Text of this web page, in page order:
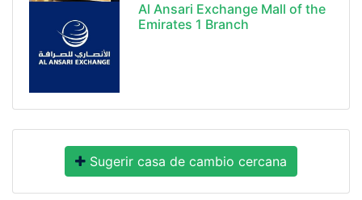
Al Ansari Exchange Mall of the
Emirates 1 Branch
Sugerir casa de cambio cercana